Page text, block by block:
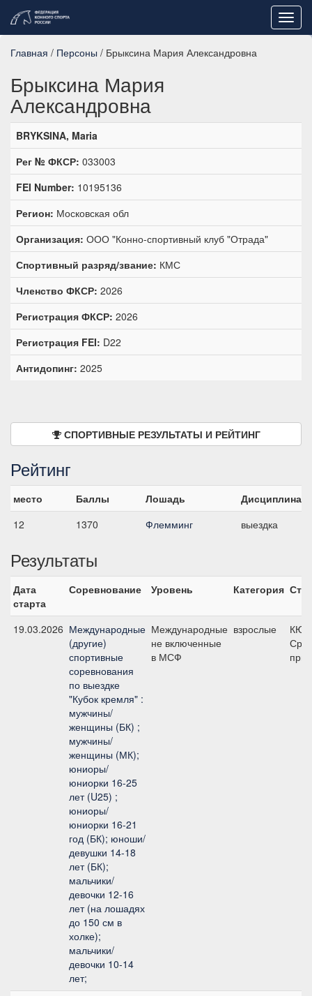
Главная / Персоны / Брыксина Мария Александровна
Брыксина Мария
Александровна
BRYKSINA, Maria
Рег № ФКСР: 033003
FEI Number: 10195136
Регион: Московская обл
Организация: ООО "Конно-спортивный клуб "Отрада"
Спортивный разряд/звание: КМС
Членство ФКСР: 2026
Регистрация ФКСР: 2026
Регистрация FEI: D22
Антидопинг: 2025
СПОРТИВНЫЕ РЕЗУЛЬТАТЫ И РЕЙТИНГ
Рейтинг
место Баллы Лошадь
Дисциплина
12
1370 Флемминг выездка
Результаты
Дата
старта
Соревнование Уровень Категория
19.03.2026 Международные
(другие)
спортивные
соревнования
по выездке
"Кубок кремля" :
мужчины/
женщины (БК) ;
мужчины/
женщины (МК);
юниоры/
юниорки 16-25
лет (U25) ;
юниоры/
юниорки 16-21
год (БК); юноши/
девушки 14-18
лет (БК);
мальчики/
девочки 12-16
лет (на лошадях
до 150 см в
холке);
мальчики/
девочки 10-14
лет;
Международные
не включенные
в МСФ
взрослые
КЮР